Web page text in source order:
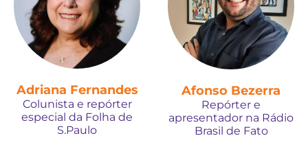
Adriana Fernandes
Colunista e repórter
especial da Folha de
S.Paulo
Afonso Bezerra
Repórter e
apresentador na Rádio
Brasil de Fato